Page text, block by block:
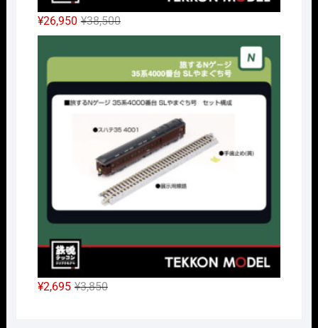
¥38,500元
の
価
¥38,500
し
た。
¥26,950
現
在
の
は
で
す。
¥3,850元
¥2,695
現